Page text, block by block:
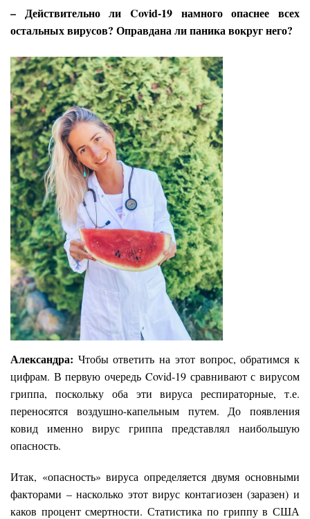
– Действительно ли Covid-19 намного опаснее всех
остальных вирусов? Оправдана ли паника вокруг него?
Александра: Чтобы ответить на этот вопрос, обратимся к
цифрам. В первую очередь Covid-19 сравнивают с вирусом
гриппа, поскольку оба эти вируса респираторные, т.е.
переносятся воздушно-капельным путем. До появления
ковид именно вирус гриппа представлял наибольшую
опасность.
Итак, «опасность» вируса определяется двумя основными
факторами – насколько этот вирус контагиозен (заразен) и
каков процент смертности. Статистика по гриппу в США